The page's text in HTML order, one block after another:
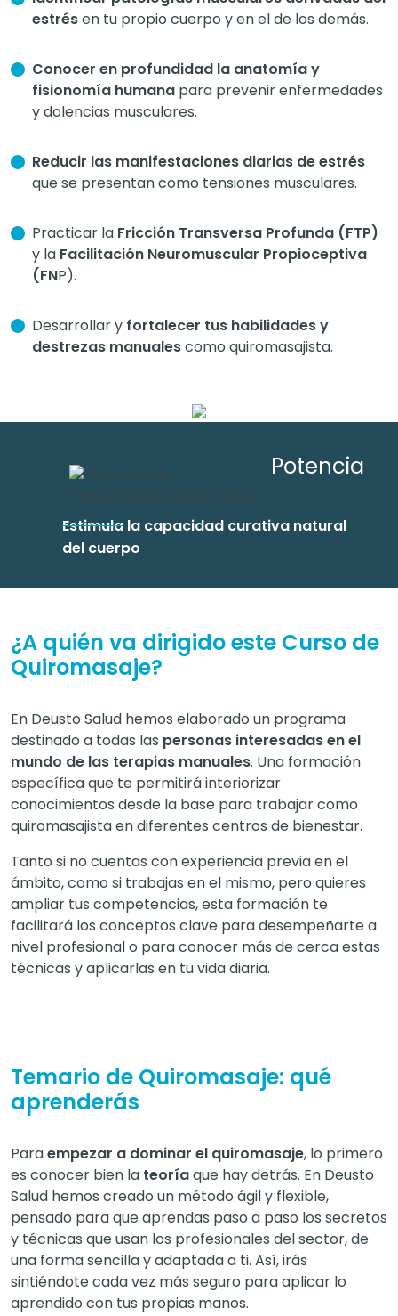
estrésen tu propio cuerpo y en el de los demás.
Conocer en profundidad la anatomía y
fisionomía humana para prevenir enfermedades
y dolencias musculares.
Reducir las manifestaciones diarias de estrés
que se presentan como tensiones musculares.
Practicar la Fricción Transversa Profunda (FTP)
y la Facilitación Neuromuscular Propioceptiva
(FNP).
Desarrollar y fortalecer tus habilidades y
destrezas manualescomo quiromasajista.
Potencia
Estimula la capacidad curativa natural
del cuerpo
¿A quién va dirigido este Curso de
Quiromasaje?
En Deusto Salud hemos elaborado un programa
destinado a todas las personas interesadas en el
mundo de las terapias manuales. Una formación
específica que te permitirá interiorizar
conocimientos desde la base para trabajar como
quiromasajista en diferentes centros de bienestar.
Tanto si no cuentas con experiencia previa en el
ámbito, como si trabajas en el mismo, pero quieres
ampliar tus competencias, esta formación te
facilitará los conceptos clave para desempeñarte a
nivel profesional o para conocer más de cerca estas
técnicas y aplicarlas en tu vida diaria.
Temario de Quiromasaje: qué
aprenderás
Paraempezar a dominar el quiromasaje, lo primero
es conocer bien la teoríaque hay detrás. En Deusto
Salud hemos creado un método ágil y flexible,
pensado para que aprendas paso a paso los secretos
y técnicas que usan los profesionales del sector, de
una forma sencilla y adaptada a ti. Así, irás
sintiéndote cada vez más seguro para aplicar lo
aprendido con tus propias manos.